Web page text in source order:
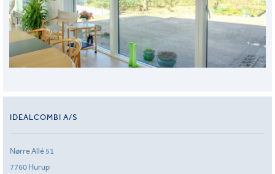
IDEALCOMBI A/S
Nørre Allé 51
7760 Hurup